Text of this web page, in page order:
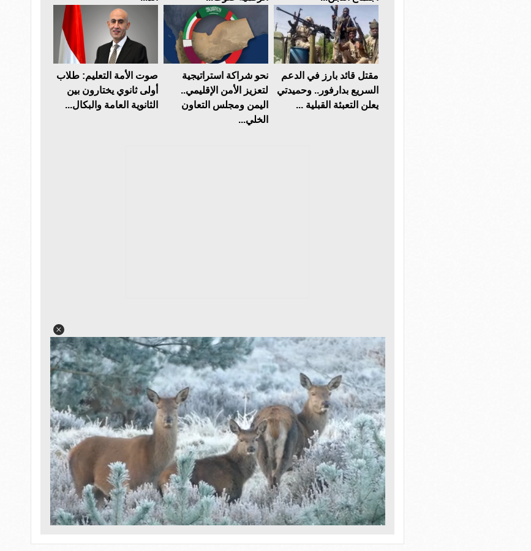
مقتل قائد بارز في الدعم
السريع بدارفور.. وحميدتي
يعلن التعبئة القبلية ...
نحو شراكة استراتيجية
لتعزيز الأمن الإقليمي..
اليمن ومجلس التعاون
الخلي...
صوت الأمة التعليم: طلاب
أولى ثانوي يختارون بين
الثانوية العامة والبكال...